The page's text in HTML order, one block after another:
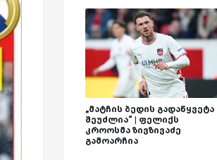
„მატჩის ბედის გადაწყვეტა
შეუძლია“ | ფელიქს
კროოსმა ზივზივაძე
გამოარჩია